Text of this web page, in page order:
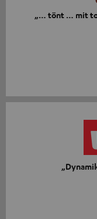
„… tönt … mit